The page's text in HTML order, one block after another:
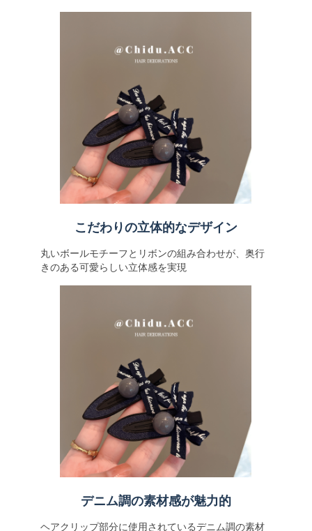
こだわりの立体的なデザイン
丸いボールモチーフとリボンの組み合わせが、奥行
きのある可愛らしい立体感を実現
デニム調の素材感が魅力的
ヘアクリップ部分に使用されているデニム調の素材